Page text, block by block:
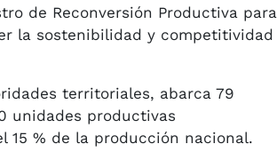
de Reconversión Productiva para
la sostenibilidad y competitividad
territoriales, abarca 79
unidades productivas
15 % de la producción nacional.